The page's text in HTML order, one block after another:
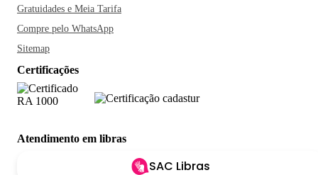
Gratuidades e Meia Tarifa
Compre pelo WhatsApp
Sitemap
Certificações
Atendimento em libras
SAC Libras